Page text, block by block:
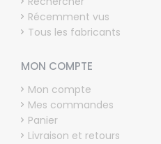
Récemment vus
Tous les fabricants
MON COMPTE
Mon compte
Mes commandes
Panier
Livraison et retours